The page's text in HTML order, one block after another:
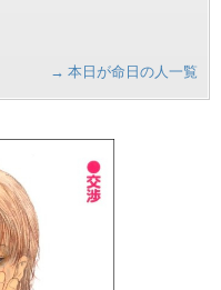
→ 本日が命日の人一覧